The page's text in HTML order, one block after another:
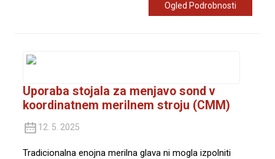
Ogled Podrobnosti
Uporaba stojala za menjavo sond v
koordinatnem merilnem stroju (CMM)
12. 5. 2025
Tradicionalna enojna merilna glava ni mogla izpolniti